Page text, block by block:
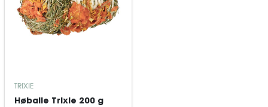
TRIXIE
Høballe Trixie 200 g